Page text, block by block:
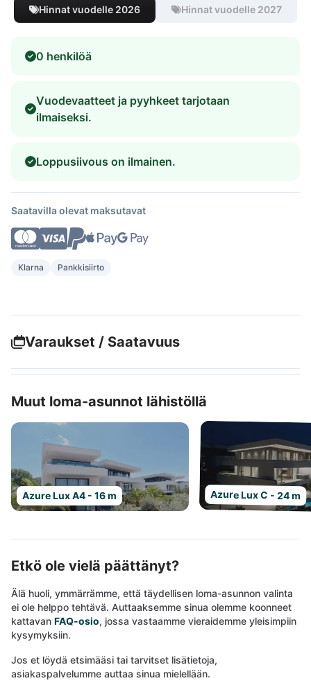
Hinnat vuodelle 2026 Hinnat vuodelle 2027
0 henkilöä
Vuodevaatteet ja pyyhkeet tarjotaan
ilmaiseksi.
Loppusiivous on ilmainen.
Saatavilla olevat maksutavat
Klarna Pankkisiirto
Varaukset / Saatavuus
Muut loma-asunnot lähistöllä
Azure Lux A4 - 16 m Azure Lux C - 24 m
Etkö ole vielä päättänyt?
Älä huoli, ymmärrämme, että täydellisen loma-asunnon valinta
ei ole helppo tehtävä. Auttaaksemme sinua olemme koonneet
kattavan FAQ-osio, jossa vastaamme vieraidemme yleisimpiin
kysymyksiin.
Jos et löydä etsimääsi tai tarvitset lisätietoja,
asiakaspalvelumme auttaa sinua mielellään.